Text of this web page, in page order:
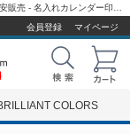
会員登録
マイページ
COLORS